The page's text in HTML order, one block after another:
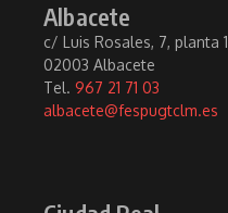
Albacete
c/ Luis Rosales, 7, planta 1
02003 Albacete
Tel. 967 21 71 03
albacete@fespugtclm.es